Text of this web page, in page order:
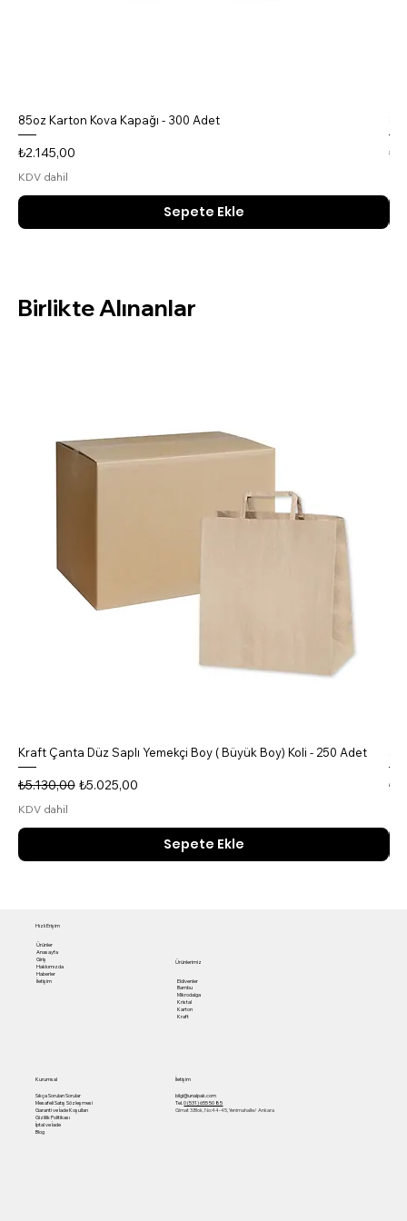
85oz Karton Kova Kapağı - 300 Adet
Fiyat
₺2.145,00
KDV dahil
Sepete Ekle
Birlikte Alınanlar
Kraft Çanta Düz Saplı Yemekçi Boy ( Büyük Boy) Koli - 250 Adet
Normal Fiyat
₺5.130,00 İndirimli Fiyat
₺5.025,00
KDV dahil
Sepete Ekle
Ürünlerimiz
Eldivenler
Bambu
Mikrodalga
Kristal
Karton
Kraft
Hızlı Erişim
Ürünler
Anasayfa
Giriş
Hakkımızda
Haberler
İletişim
Kurumsal
Sıkça Sorulan Sorular
Mesafeli Satış Sözleşmesi
Garanti ve İade Koşulları
Gizlilik Politikası
İptal ve İade
Blog
İletişim
bilgi@unalpak.com
Tel.0 (531) 655 50 85
Gimat 3.Blok, No:44-45, Yenimahalle/ Ankara